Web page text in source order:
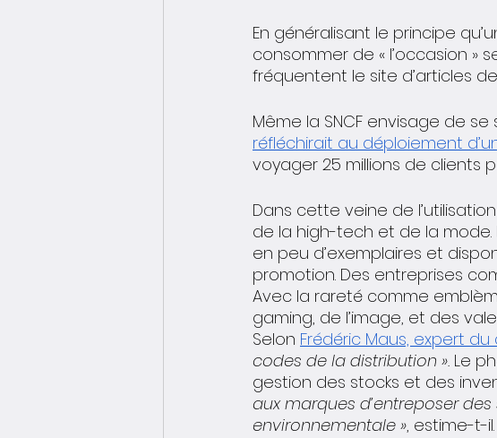
En généralisant le principe
consommer de « l’occasion »
fréquentent le site d’articles
Même la SNCF envisage de
réfléchirait au déploiement
voyager 25 millions de clients
Dans cette veine de
de la high-tech et de la
en peu d’exemplaires et
promotion. Des entreprises
Avec la rareté comme
gaming, de l’image, et des
Selon Frédéric Maus, expert
codes de la distribution ». Le
gestion des stocks et des
aux marques d’entreposer
environnementale », estime-t-il.